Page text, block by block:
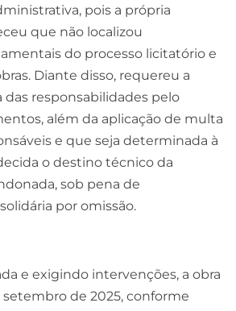
pois a própria
que não localizou
do processo licitatório e
Diante disso, requereu a
das responsabilidades pelo
além da aplicação de multa
e que seja determinada à
o destino técnico da
sob pena de
por omissão.
e exigindo intervenções, a obra
de 2025, conforme